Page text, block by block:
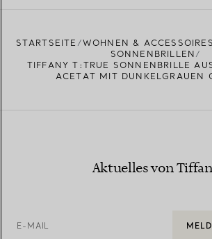
STARTSEITE WOHNEN & ACCESSOIRES
SONNENBRILLEN
TIFFANY T:TRUE SONNENBRILLE
ACETAT MIT DUNKELGRAUEN
Aktuelles von
E-MAIL